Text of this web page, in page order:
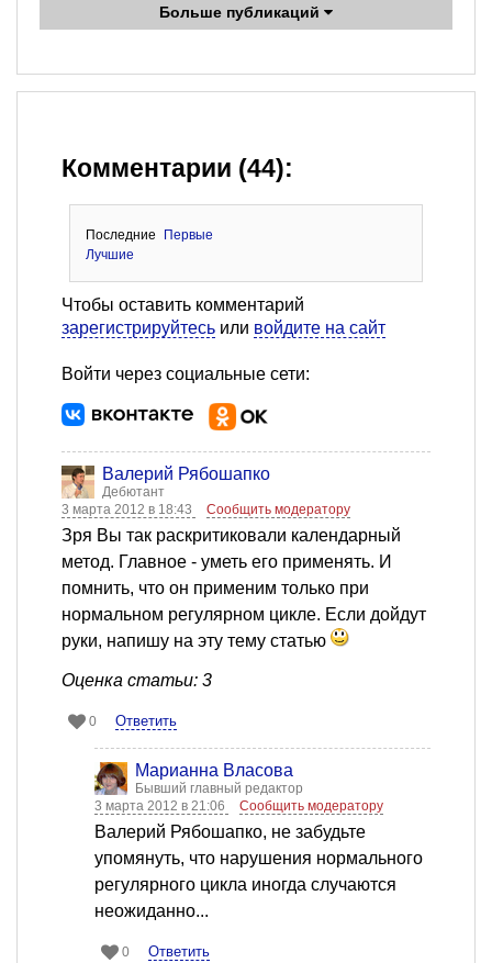
Больше публикаций
Комментарии (44):
Последние
Первые
Лучшие
Чтобы оставить комментарий
зарегистрируйтесь или войдите на сайт
Войти через социальные сети:
Валерий Рябошапко
Дебютант
3 марта 2012 в 18:43
Сообщить модератору
Зря Вы так раскритиковали календарный
метод. Главное - уметь его применять. И
помнить, что он применим только при
нормальном регулярном цикле. Если дойдут
руки, напишу на эту тему статью
Оценка статьи: 3
0 Ответить
Марианна Власова
Бывший главный редактор
3 марта 2012 в 21:06
Сообщить модератору
Валерий Рябошапко, не забудьте
упомянуть, что нарушения нормального
регулярного цикла иногда случаются
неожиданно...
0 Ответить